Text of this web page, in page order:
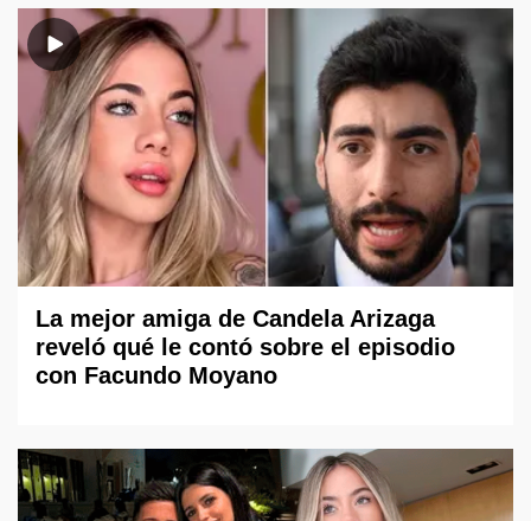
La mejor amiga de Candela Arizaga
reveló qué le contó sobre el episodio
con Facundo Moyano